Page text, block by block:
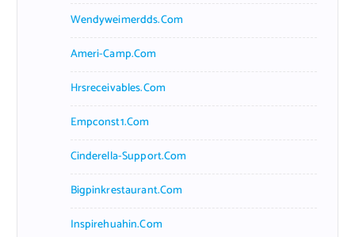
Wendyweimerdds.com
Ameri-Camp.com
Hrsreceivables.com
Empconst1.com
Cinderella-Support.com
Bigpinkrestaurant.com
Inspirehuahin.com